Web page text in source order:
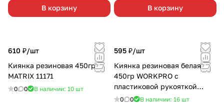
В корзину В корзину
610 ₽/шт
Киянка резиновая 450гр
MATRIX 11171
0 0 В наличии: 10 шт
595 ₽/шт
Киянка резиновая белая
450гр WORKPRO с
пластиковой рукояткой
WP241040
0 0 В наличии: 16 шт